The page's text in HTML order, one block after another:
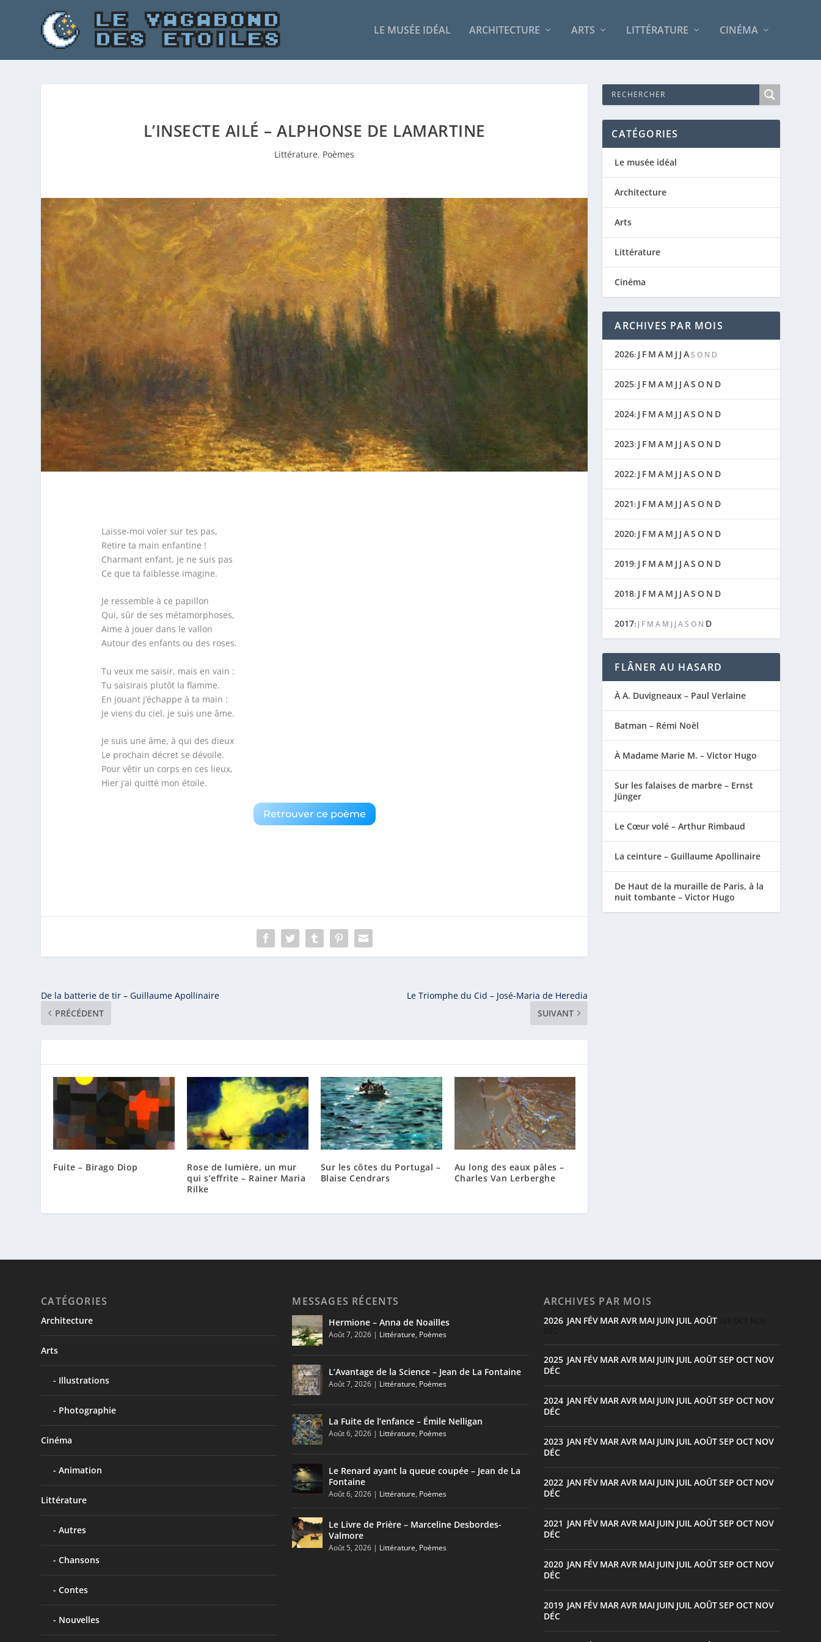
LE MUSÉE IDÉAL ARCHITECTURE ARTS LITTÉRATURE CINÉMA
L’INSECTE AILÉ – ALPHONSE DE LAMARTINE
Littérature, Poèmes
Laisse-moi voler sur tes pas,
Retire ta main enfantine !
Charmant enfant, je ne suis pas
Ce que ta faiblesse imagine.
Je ressemble à ce papillon
Qui, sûr de ses métamorphoses,
Aime à jouer dans le vallon
Autour des enfants ou des roses.
Tu veux me saisir, mais en vain :
Tu saisirais plutôt la flamme.
En jouant j’échappe à ta main :
Je viens du ciel, je suis une âme.
Je suis une âme, à qui des dieux
Le prochain décret se dévoile.
Pour vêtir un corps en ces lieux,
Hier j’ai quitté mon étoile.
Retrouver ce poème
De la batterie de tir – Guillaume Apollinaire
PRÉCÉDENT
Le Triomphe du Cid – José-Maria de Heredia
SUIVANT
Fuite – Birago Diop
Rose de lumière, un mur
qui s’effrite – Rainer Maria
Rilke
Sur les côtes du Portugal –
Blaise Cendrars
Au long des eaux pâles –
Charles Van Lerberghe
CATÉGORIES
Le musée idéal
Architecture
Arts
Littérature
Cinéma
ARCHIVES PAR MOIS
2026: J F M A M J J AS O N D
2025: J F M A M J J AS O N D
2024: J F M A M J J AS O N D
2023: J F M A M J J AS O N D
2022: J F M A M J J AS O N D
2021: J F M A M J J AS O N D
2020: J F M A M J J AS O N D
2019: J F M A M J J AS O N D
2018: J F M A M J J AS O N D
2017: J F M A M J J AS O N D
FLÂNER AU HASARD
À A. Duvigneaux – Paul Verlaine
Batman – Rémi Noël
À Madame Marie M. – Victor Hugo
Sur les falaises de marbre – Ernst
Jünger
Le Cœur volé – Arthur Rimbaud
La ceinture – Guillaume Apollinaire
De Haut de la muraille de Paris, à la
nuit tombante – Victor Hugo
CATÉGORIES
Architecture
Arts
Illustrations
Photographie
Cinéma
Animation
Littérature
Autres
Chansons
Contes
Nouvelles
MESSAGES RÉCENTS
Hermione – Anna de Noailles
Août 7, 2026 | Littérature, Poèmes
L’Avantage de la Science – Jean de La Fontaine
Août 7, 2026 | Littérature, Poèmes
La Fuite de l’enfance – Émile Nelligan
Août 6, 2026 | Littérature, Poèmes
Le Renard ayant la queue coupée – Jean de La
Fontaine
Août 6, 2026 | Littérature, Poèmes
Le Livre de Prière – Marceline Desbordes-
Valmore
Août 5, 2026 | Littérature, Poèmes
ARCHIVES PAR MOIS
2026: JAN FÉV MAR AVR MAI JUIN JUIL AOÛT
2025: JAN FÉV MAR AVR MAI JUIN JUIL AOÛTSEP OCT NOV
DÉC
2024: JAN FÉV MAR AVR MAI JUIN JUIL AOÛTSEP OCT NOV
DÉC
2023: JAN FÉV MAR AVR MAI JUIN JUIL AOÛTSEP OCT NOV
DÉC
2022: JAN FÉV MAR AVR MAI JUIN JUIL AOÛTSEP OCT NOV
DÉC
2021 JAN FÉV MAR AVR MAI JUIN JUIL AOÛTSEP OCT NOV
DÉC
2020: JAN FÉV MAR AVR MAI JUIN JUIL AOÛTSEP OCT NOV
DÉC
2019: JAN FÉV MAR AVR MAI JUIN JUIL AOÛTSEP OCT NOV
DÉC